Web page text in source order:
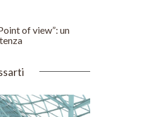
of view”: un